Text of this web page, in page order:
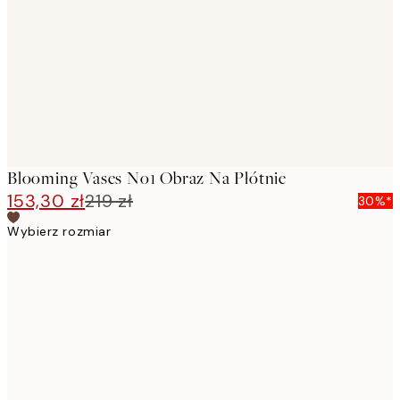
Blooming Vases No1 Obraz Na Płótnie
153,30 zł219 zł
30%*
Wybierz rozmiar